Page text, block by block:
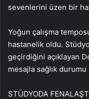
sevenlerini üzen bir
Yoğun çalışma
hastanelik oldu.
geçirdiğini açıklayan
mesajla sağlık
STÜDYODA